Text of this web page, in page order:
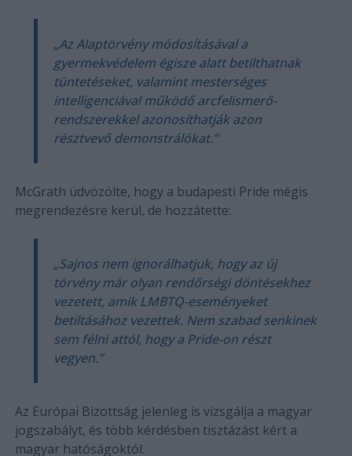
„Az Alaptörvény módosításával a
gyermekvédelem égisze alatt betilthatnak
tüntetéseket, valamint mesterséges
intelligenciával működő arcfelismerő-
rendszerekkel azonosíthatják azon
résztvevő demonstrálókat.”
McGrath üdvözölte, hogy a budapesti Pride mégis
megrendezésre kerül, de hozzátette:
„Sajnos nem ignorálhatjuk, hogy az új
törvény már olyan rendőrségi döntésekhez
vezetett, amik LMBTQ-eseményeket
betiltásához vezettek. Nem szabad senkinek
sem félni attól, hogy a Pride-on részt
vegyen.”
Az Európai Bizottság jelenleg is vizsgálja a magyar
jogszabályt, és több kérdésben tisztázást kért a
magyar hatóságoktól.